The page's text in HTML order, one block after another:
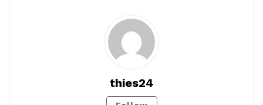
thies24